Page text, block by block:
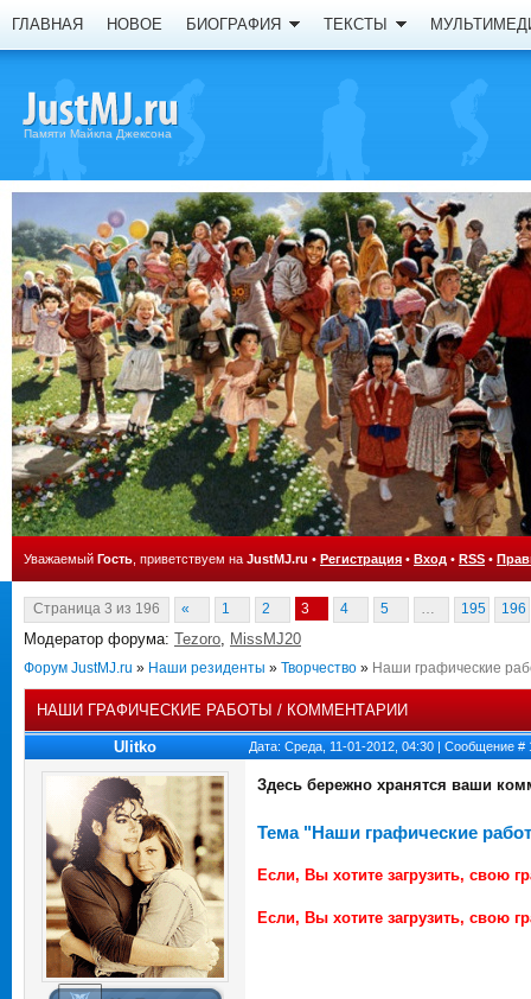
ГЛАВНАЯ НОВОЕ БИОГРАФИЯ ТЕКСТЫ
Памяти Майкла Джексона
Уважаемый Гость , приветствуем на JustMJ.ru • Регистрация • Вход • RSS •
Страница 3 из 196 « 1 2 3 4 5 … 195 196
Модератор форума: Tezoro, MissMJ20
Форум JustMJ.ru » Наши резиденты » Творчество » Наши графические
НАШИ ГРАФИЧЕСКИЕ РАБОТЫ / КОММЕНТАРИИ
Ulitko Дата: Среда, 11-01-2012, 04:30 | Сообщение #
Здесь бережно хранятся ваши
Тема "Наши графические
Если, Вы хотите загрузить, свою
Если, Вы хотите загрузить, свою